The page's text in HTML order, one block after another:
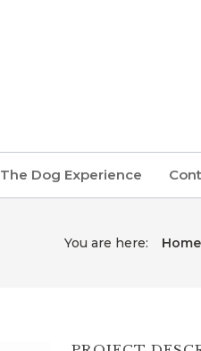
The Dog Experience
You are here: Home